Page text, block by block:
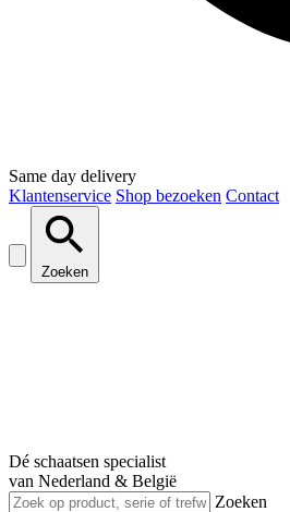
Same day delivery
Klantenservice Shop bezoeken Contact
Zoeken
Dé schaatsen specialist
van Nederland & België
Zoeken